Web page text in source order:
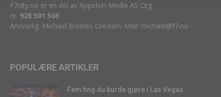
F7city.no er en del av Appelsin Media AS Org
nr. 928 501 566
Ansvarlig: Michael Breines Oredam: Mail: michael@f7.no
POPULÆRE ARTIKLER
Fem ting du burde gjøre i Las Vegas